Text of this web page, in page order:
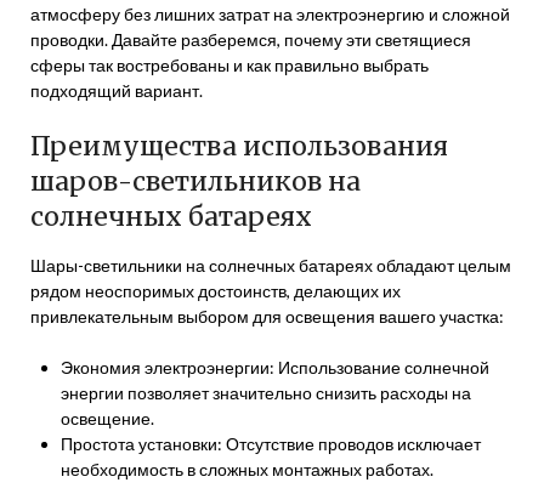
атмосферу без лишних затрат на электроэнергию и сложной
проводки. Давайте разберемся, почему эти светящиеся
сферы так востребованы и как правильно выбрать
подходящий вариант.
Преимущества использования
шаров-светильников на
солнечных батареях
Шары-светильники на солнечных батареях обладают целым
рядом неоспоримых достоинств, делающих их
привлекательным выбором для освещения вашего участка:
Экономия электроэнергии: Использование солнечной
энергии позволяет значительно снизить расходы на
освещение.
Простота установки: Отсутствие проводов исключает
необходимость в сложных монтажных работах.